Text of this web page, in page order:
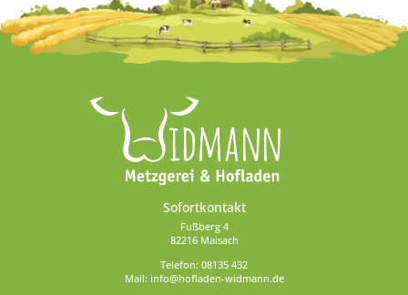
Sofortkontakt
Fußberg 4
82216 Maisach
Telefon: 08135 432
Mail: info@hofladen-widmann.de